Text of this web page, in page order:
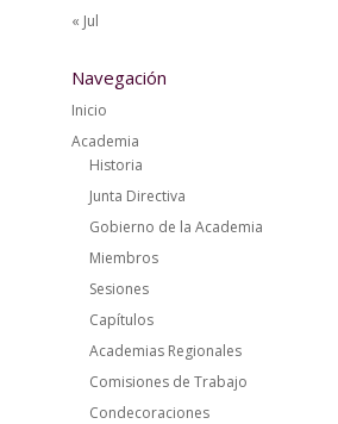
« Jul
Navegación
Inicio
Academia
Historia
Junta Directiva
Gobierno de la Academia
Miembros
Sesiones
Capítulos
Academias Regionales
Comisiones de Trabajo
Condecoraciones